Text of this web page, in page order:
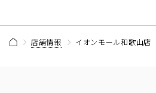
店舗情報 イオンモール和歌山店